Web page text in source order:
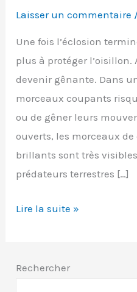
Laisser un commentaire
Une fois l’éclosion
plus à protéger
devenir gênante. Dans
morceaux coupants
ou de gêner leurs
ouverts, les morceaux
brillants sont très
prédateurs terrestres […]
Que
coquilles
Lire la suite »
Rechercher